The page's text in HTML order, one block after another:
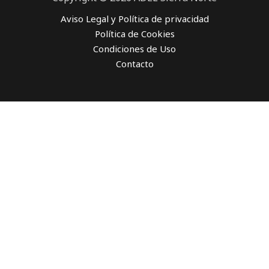
Aviso Legal y Política de privacidad
Política de Cookies
Condiciones de Uso
Contacto